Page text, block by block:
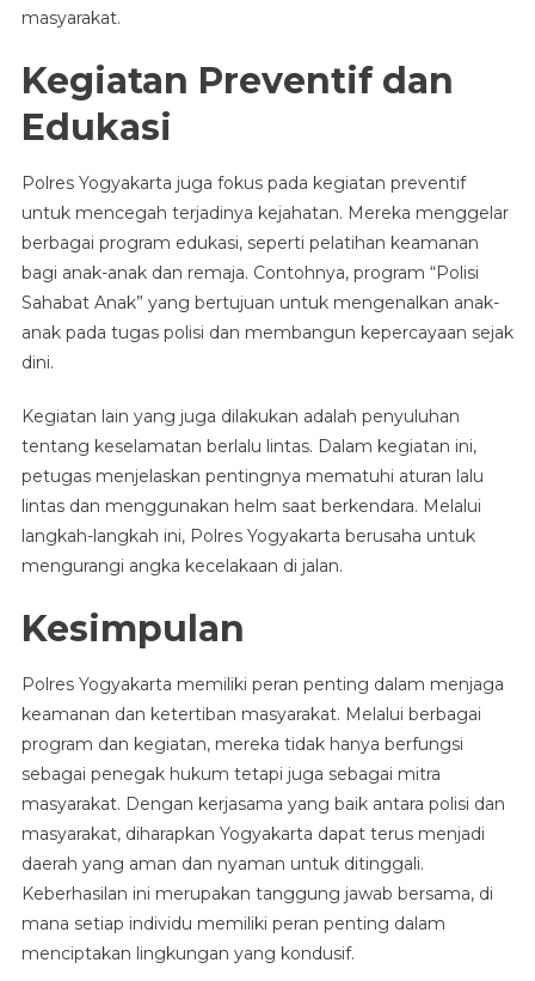
masyarakat.
Kegiatan Preventif dan
Edukasi
Polres Yogyakarta juga fokus pada kegiatan preventif
untuk mencegah terjadinya kejahatan. Mereka menggelar
berbagai program edukasi, seperti pelatihan keamanan
bagi anak-anak dan remaja. Contohnya, program “Polisi
Sahabat Anak” yang bertujuan untuk mengenalkan anak-
anak pada tugas polisi dan membangun kepercayaan sejak
dini.
Kegiatan lain yang juga dilakukan adalah penyuluhan
tentang keselamatan berlalu lintas. Dalam kegiatan ini,
petugas menjelaskan pentingnya mematuhi aturan lalu
lintas dan menggunakan helm saat berkendara. Melalui
langkah-langkah ini, Polres Yogyakarta berusaha untuk
mengurangi angka kecelakaan di jalan.
Kesimpulan
Polres Yogyakarta memiliki peran penting dalam menjaga
keamanan dan ketertiban masyarakat. Melalui berbagai
program dan kegiatan, mereka tidak hanya berfungsi
sebagai penegak hukum tetapi juga sebagai mitra
masyarakat. Dengan kerjasama yang baik antara polisi dan
masyarakat, diharapkan Yogyakarta dapat terus menjadi
daerah yang aman dan nyaman untuk ditinggali.
Keberhasilan ini merupakan tanggung jawab bersama, di
mana setiap individu memiliki peran penting dalam
menciptakan lingkungan yang kondusif.